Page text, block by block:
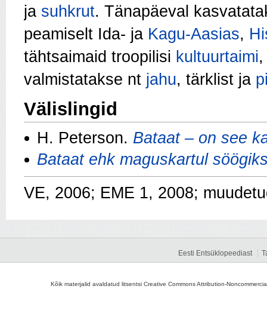
ja suhkrut. Tänapäeval
peamiselt Ida- ja Kagu-Aasias,
tähtsaimaid troopilisi kultuurtaimi
valmistatakse nt jahu, tärklist ja
Välislingid
H. Peterson. Bataat – on see
Bataat ehk maguskartul
VE, 2006; EME 1, 2008;
Eesti Entsüklopeediast
Kõik materjalid avaldatud litsentsi Creative Commons Attribution-